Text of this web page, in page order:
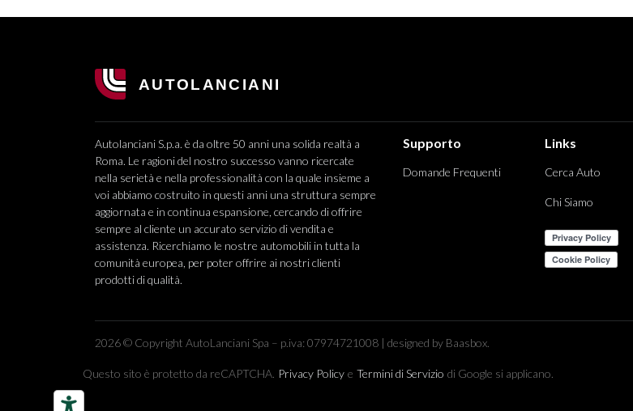
Autolanciani S.p.a. è da oltre 50 anni una solida realtà a
Roma. Le ragioni del nostro successo vanno ricercate
nella serietà e nella professionalità con la quale insieme a
voi abbiamo costruito in questi anni una struttura sempre
aggiornata e in continua espansione, cercando di offrire
sempre al cliente un accurato servizio di vendita e
assistenza. Ricerchiamo le nostre automobili in tutta la
comunità europea, per poter offrire ai nostri clienti
prodotti di qualità.
Supporto
Domande Frequenti
Links
Cerca Auto
Chi Siamo
2026 © Copyright AutoLanciani Spa – p.iva: 07974721008 | designed by Baasbox.
Questo sito è protetto da reCAPTCHA. Privacy Policy e Termini di Servizio di Google si applicano.